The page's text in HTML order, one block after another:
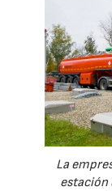
La
estación